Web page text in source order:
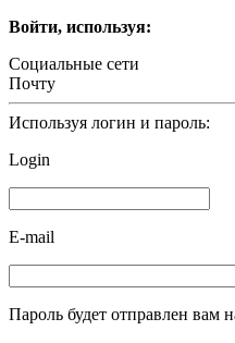
Войти, используя:
Социальные сети
Почту
Используя логин и пароль:
Login
E-mail
Пароль будет отправлен вам